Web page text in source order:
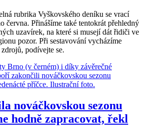
rubrika Vyškovského deníku se vrací
června. Přinášíme také tentokrát přehledný
uzavírek, na které si musejí dát řidiči ve
pozor. Při sestavování vycházíme
podívejte se.
nováčkovskou sezonu
hodně zapracovat, řekl